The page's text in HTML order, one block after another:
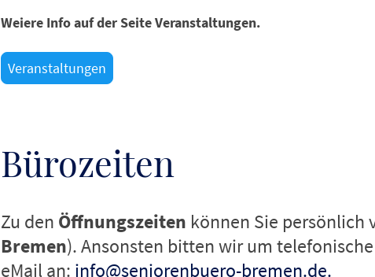
Weiere Info auf der Seite Veranstaltungen.
Veranstaltungen
Bürozeiten
Zu den Öffnungszeiten können Sie persönlich
Bremen). Ansonsten bitten wir um
eMail an: info@seniorenbuero-bremen.de.